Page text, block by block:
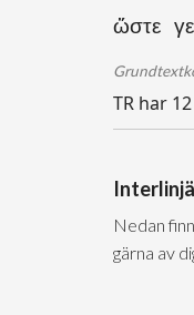
ὥστε
TR har
Nedan
gärna av